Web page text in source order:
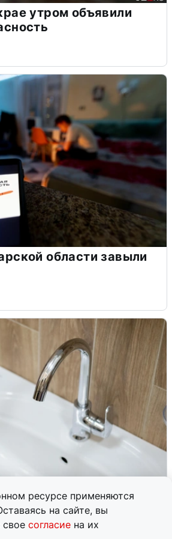
ресурсе применяются
на сайте, вы
свое согласие на их
утром объявили
области завыли
перенесли сроки
горячей воды